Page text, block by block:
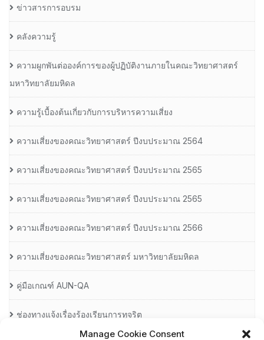
Manage Cookie Consent
ข่าวสารการอบรม
คลังความรู้
ความผูกพันต่อองค์การของผู้ปฏิบัติงานภายในคณะวิทยาศาสตร์
มหาวิทยาลัยมหิดล
ความรู้เบื้องต้นเกี่ยวกับการบริหารความเสี่ยง
ความเสี่ยงของคณะวิทยาศาสตร์ ปีงบประมาณ 2564
ความเสี่ยงของคณะวิทยาศาสตร์ ปีงบประมาณ 2565
ความเสี่ยงของคณะวิทยาศาสตร์ ปีงบประมาณ 2565
ความเสี่ยงของคณะวิทยาศาสตร์ ปีงบประมาณ 2566
ความเสี่ยงของคณะวิทยาศาสตร์ มหาวิทยาลัยมหิดล
คู่มือเกณฑ์ AUN-QA
ช่องทางแจ้งเรื่องร้องเรียนการทุจริต